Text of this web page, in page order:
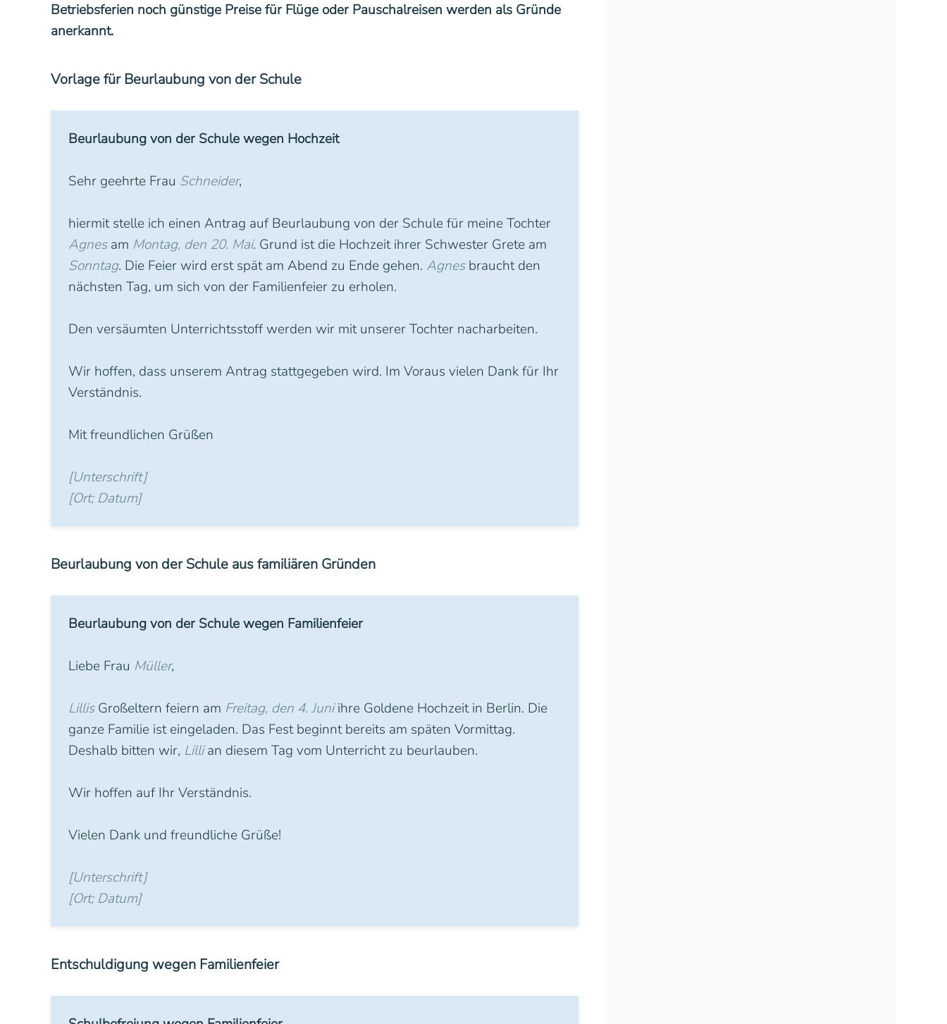
Betriebsferien noch günstige Preise für Flüge oder Pauschalreisen werden als Gründe
anerkannt.
Vorlage für Beurlaubung von der Schule
Beurlaubung von der Schule wegen Hochzeit
Sehr geehrte Frau Schneider,
hiermit stelle ich einen Antrag auf Beurlaubung von der Schule für meine Tochter
Agnesam Montag, den 20. Mai. Grund ist die Hochzeit ihrer Schwester Grete am
Sonntag. Die Feier wird erst spät am Abend zu Ende gehen. Agnesbraucht den
nächsten Tag, um sich von der Familienfeier zu erholen.
Den versäumten Unterrichtsstoff werden wir mit unserer Tochter nacharbeiten.
Wir hoffen, dass unserem Antrag stattgegeben wird. Im Voraus vielen Dank für Ihr
Verständnis.
Mit freundlichen Grüßen
[Unterschrift]
[Ort; Datum]
Beurlaubung von der Schule aus familiären Gründen
Beurlaubung von der Schule wegen Familienfeier
Liebe Frau Müller,
LillisGroßeltern feiern am Freitag, den 4. Juniihre Goldene Hochzeit in Berlin. Die
ganze Familie ist eingeladen. Das Fest beginnt bereits am späten Vormittag.
Deshalb bitten wir, Lillian diesem Tag vom Unterricht zu beurlauben.
Wir hoffen auf Ihr Verständnis.
Vielen Dank und freundliche Grüße!
[Unterschrift]
[Ort; Datum]
Entschuldigung wegen Familienfeier